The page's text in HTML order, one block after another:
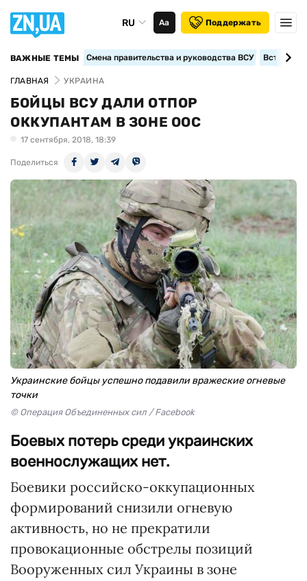
RU Аа Поддержать
ВАЖНЫЕ ТЕМЫ Смена правительства и руководства ВСУ
ГЛАВНАЯ УКРАИНА
БОЙЦЫ ВСУ ДАЛИ ОТПОР
ОККУПАНТАМ В ЗОНЕ ООС
17 сентября, 2018, 18:39
Поделиться
Украинские бойцы успешно подавили вражеские огневые
точки
© Операция Объединенных сил / Facebook
Боевых потерь среди украинских
военнослужащих нет.
Боевики российско-оккупационных
формирований снизили огневую
активность, но не прекратили
провокационные обстрелы позиций
Вооруженных сил Украины в зоне